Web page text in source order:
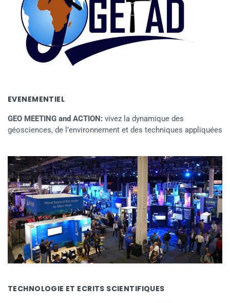
EVENEMENTIEL
GEO MEETING and ACTION: vivez la dynamique des
géosciences, de l’environnement et des techniques appliquées
TECHNOLOGIE ET ECRITS SCIENTIFIQUES